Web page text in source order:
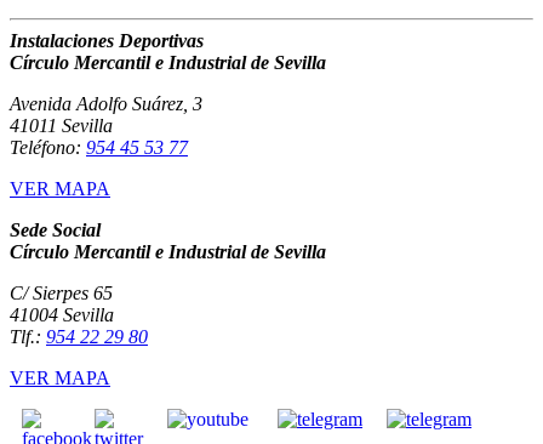
Instalaciones Deportivas
Círculo Mercantil e Industrial de Sevilla
Avenida Adolfo Suárez, 3
41011 Sevilla
Teléfono: 954 45 53 77
VER MAPA
Sede Social
Círculo Mercantil e Industrial de Sevilla
C/ Sierpes 65
41004 Sevilla
Tlf.: 954 22 29 80
VER MAPA